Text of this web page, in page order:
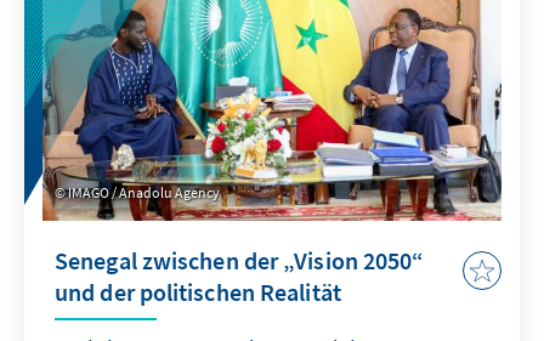
als von den Bedingungen ihrer Umsetzung:
von engen fiskalischen Spielräumen, einer
ungeduldigen und fragmentierten
Wählerschaft und der Geschlossenheit einer
Fraktion, an der bereits sein Vorgänger
gescheitert ist.
IMAGO / Anadolu Agency
Senegal zwischen der „Vision 2050“
und der politischen Realität